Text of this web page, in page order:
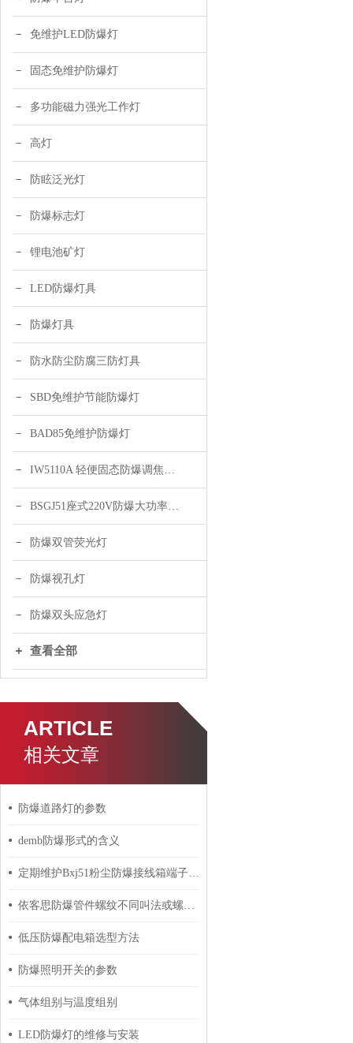
免维护LED防爆灯
固态免维护防爆灯
多功能磁力强光工作灯
高灯
防眩泛光灯
防爆标志灯
锂电池矿灯
LED防爆灯具
防爆灯具
防水防尘防腐三防灯具
SBD免维护节能防爆灯
BAD85免维护防爆灯
IW5110A 轻便固态防爆调焦头灯
BSGJ51座式220V防爆大功率声光报警器 绿色 黄色
防爆双管荧光灯
防爆视孔灯
防爆双头应急灯
查看全部
ARTICLE
相关文章
防爆道路灯的参数
demb防爆形式的含义
定期维护Bxj51粉尘防爆接线箱端子箱的建议分享
依客思防爆管件螺纹不同叫法或螺纹大小尺寸对照表
低压防爆配电箱选型方法
防爆照明开关的参数
气体组别与温度组别
LED防爆灯的维修与安装